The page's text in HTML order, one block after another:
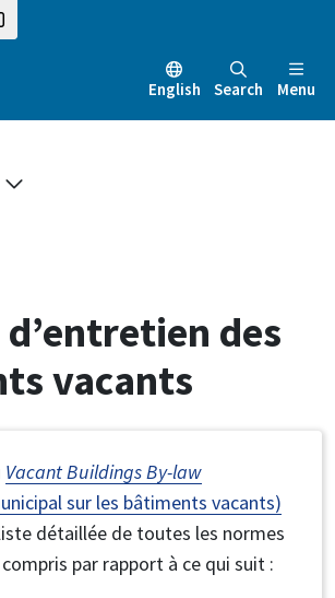
English Search Menu
des
vacants
Vacant Buildings By-law
sur les bâtiments vacants)
détaillée de toutes les normes
par rapport à ce qui suit :